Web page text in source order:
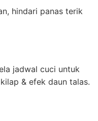
hindari panas terik
jadwal cuci untuk
& efek daun talas.